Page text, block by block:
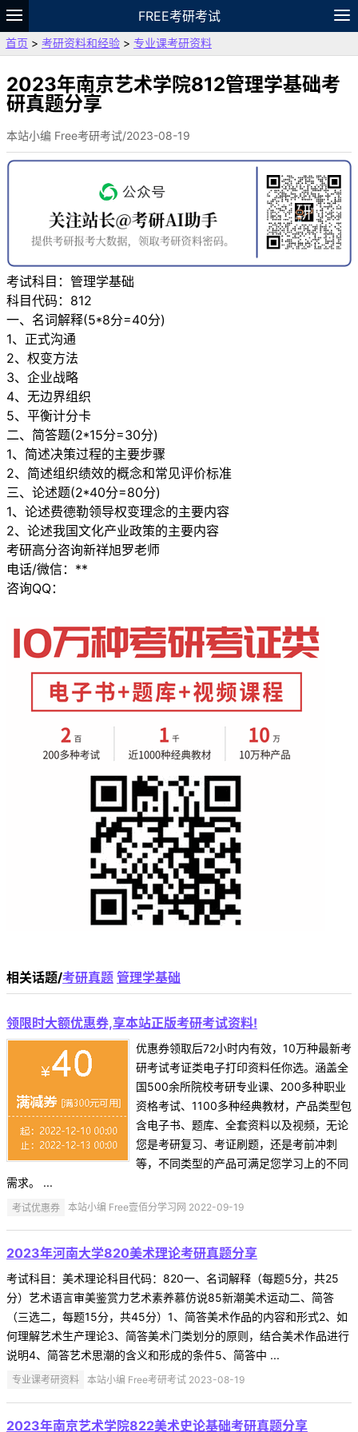
FREE考研考试
题库
故事 专题 APP
VIP
资料
首页 > 考研资料和经验 > 专业课考研资料
2023年南京艺术学院812管理学基础考
研真题分享
本站小编 Free考研考试/2023-08-19
考试科目：管理学基础
科目代码：812
一、名词解释(5*8分=40分)
1、正式沟通
2、权变方法
3、企业战略
4、无边界组织
5、平衡计分卡
二、简答题(2*15分=30分)
1、简述决策过程的主要步骤
2、简述组织绩效的概念和常见评价标准
三、论述题(2*40分=80分)
1、论述费德勒领导权变理念的主要内容
2、论述我国文化产业政策的主要内容
考研高分咨询新祥旭罗老师
电话/微信：**
咨询QQ：
相关话题/考研真题 管理学基础
领限时大额优惠券,享本站正版考研考试资料!
优惠券领取后72小时内有效，10万种最新考
研考试考证类电子打印资料任你选。涵盖全
国500余所院校考研专业课、200多种职业
资格考试、1100多种经典教材，产品类型包
含电子书、题库、全套资料以及视频，无论
您是考研复习、考证刷题，还是考前冲刺
等，不同类型的产品可满足您学习上的不同
需求。 ...
考试优惠券 本站小编 Free壹佰分学习网 2022-09-19
2023年河南大学820美术理论考研真题分享
考试科目：美术理论科目代码：820一、名词解释（每题5分，共25
分）艺术语言审美鉴赏力艺术素养慕仿说85新潮美术运动二、简答
（三选二，每题15分，共45分）1、简答美术作品的内容和形式2、如
何理解艺术生产理论3、简答美术门类划分的原则，结合美术作品进行
说明4、简答艺术思潮的含义和形成的条件5、简答中 ...
专业课考研资料 本站小编 Free考研考试 2023-08-19
2023年南京艺术学院822美术史论基础考研真题分享